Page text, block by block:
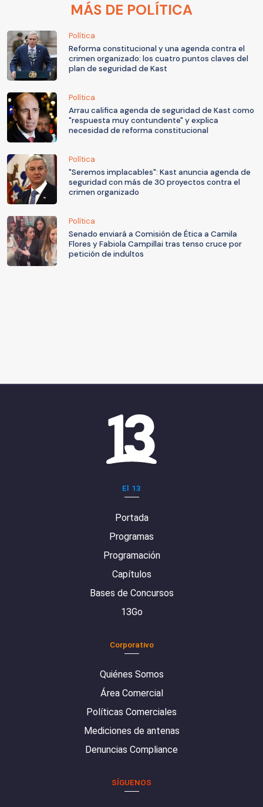
MÁS DE POLÍTICA
Política
Reforma constitucional y una agenda contra el
crimen organizado: los cuatro puntos claves del
plan de seguridad de Kast
Política
Arrau califica agenda de seguridad de Kast como
"respuesta muy contundente" y explica
necesidad de reforma constitucional
Política
"Seremos implacables": Kast anuncia agenda de
seguridad con más de 30 proyectos contra el
crimen organizado
Política
Senado enviará a Comisión de Ética a Camila
Flores y Fabiola Campillai tras tenso cruce por
petición de indultos
El 13
Portada
Programas
Programación
Capítulos
Bases de Concursos
13Go
Corporativo
Quiénes Somos
Área Comercial
Políticas Comerciales
Mediciones de antenas
Denuncias Compliance
SÍGUENOS